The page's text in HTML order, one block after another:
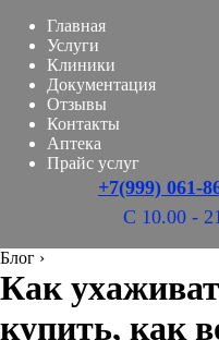
Главная
Услуги
Клиники
Документация
Отзывы
Контакты
Аптека
Прайс услуг
+7(999) 061-
С 10.00 -
Блог ›
Как
купить, как